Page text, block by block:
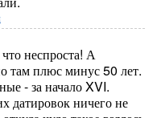
неспроста! А
там плюс минус 50 лет.
- за начало XVI.
датировок ничего не